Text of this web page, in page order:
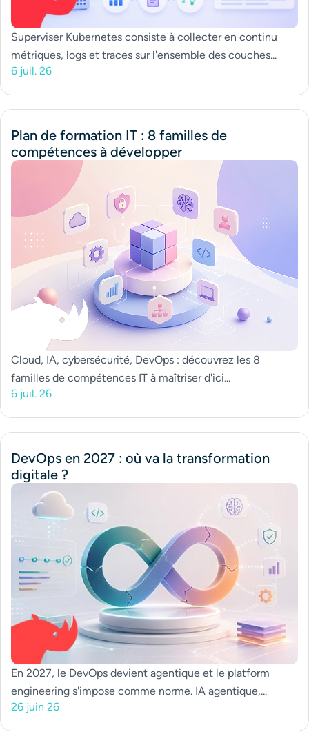
Superviser Kubernetes consiste à collecter en continu
métriques, logs et traces sur l'ensemble des couches...
6 juil. 26
Plan de formation IT : 8 familles de
compétences à développer
Cloud, IA, cybersécurité, DevOps : découvrez les 8
familles de compétences IT à maîtriser d'ici...
6 juil. 26
DevOps en 2027 : où va la transformation
digitale ?
En 2027, le DevOps devient agentique et le platform
engineering s'impose comme norme. IA agentique,...
26 juin 26